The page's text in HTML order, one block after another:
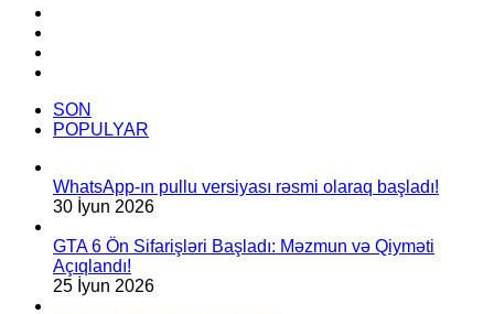
təfərrüatlar
paylaşılıb.
SON
POPULYAR
WhatsApp-ın pullu versiyası rəsmi olaraq başladı!
30 İyun 2026
GTA 6 Ön Sifarişləri Başladı: Məzmun və Qiyməti
Açıqlandı!
25 İyun 2026